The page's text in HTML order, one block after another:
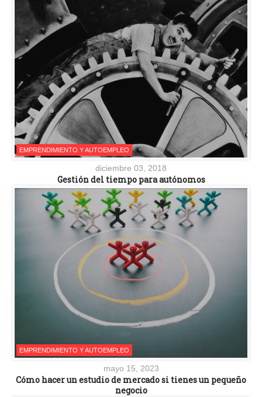
EMPRENDIMIENTO Y AUTOEMPLEO
diciembre 03, 2018
Gestión del tiempo para autónomos
EMPRENDIMIENTO Y AUTOEMPLEO
mayo 15, 2023
Cómo hacer un estudio de mercado si tienes un pequeño
negocio